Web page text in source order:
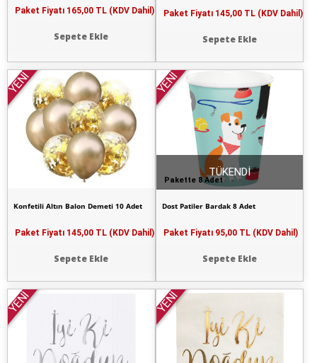
Paket Fiyatı 165,00 TL (KDV Dahil)
Sepete Ekle
Paket Fiyatı 145,00 TL (KDV Dahil)
Sepete Ekle
YENİ
Konfetili Altın Balon Demeti 10 Adet
Paket Fiyatı 145,00 TL (KDV Dahil)
Sepete Ekle
Pakette 8 Adet
YENİ
Dost Patiler Bardak 8 Adet
Paket Fiyatı 95,00 TL (KDV Dahil)
Sepete Ekle
TÜKENDİ
YENİ YENİ